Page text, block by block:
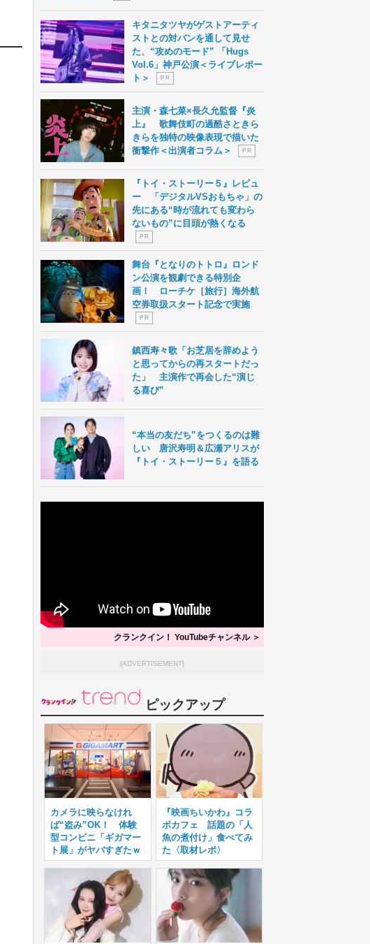
キタニタツヤがゲストアーティ
ストとの対バンを通して見せ
た、“攻めのモード” 「Hugs
Vol.6」神戸公演＜ライブレポー
ト＞
P R
主演・森七菜×長久允監督『炎
上』 歌舞伎町の過酷さときら
きらを独特の映像表現で描いた
衝撃作＜出演者コラム＞
P R
『トイ・ストーリー５』レビュ
ー 「デジタルVSおもちゃ」の
先にある“時が流れても変わら
ないもの”に目頭が熱くなる
P R
舞台『となりのトトロ』ロンド
ン公演を観劇できる特別企
画！ ローチケ［旅行］海外航
空券取扱スタート記念で実施
P R
鎮西寿々歌「お芝居を辞めよう
と思ってからの再スタートだっ
た」 主演作で再会した“演じ
る喜び”
“本当の友だち”をつくるのは難
しい 唐沢寿明＆広瀬アリスが
『トイ・ストーリー５』を語る
クランクイン！ YouTubeチャンネル ＞
[ADVERTISEMENT]
ピックアップ
カメラに映らなけれ
ば“盗み”OK！ 体験
型コンビニ「ギガマー
ト展」がヤバすぎたｗ
『映画ちいかわ』コラ
ボカフェ 話題の「人
魚の煮付け」食べてみ
た〈取材レポ〉